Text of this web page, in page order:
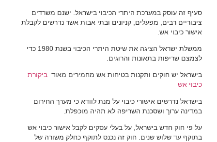
סעיף זה עוסק במערכת היתרי הכיבוי בישראל. ישנם משרדים
ציבוריים רבים, מפעלים, קניונים ובתי אבות אשר נדרשים לקבלת
אישור כיבוי אש.
ממשלת ישראל הציגה את שיטת היתרי הכיבוי בשנת 1980 כדי
לצמצם שריפות בתאונות והרוגים.
בישראל יש חוקים ותקנות בטיחות אש מחמירים מאודביקורת
כיבוי אש
בישראל נדרשים אישורי כיבוי על מנת לוודא כי מערך החירום
במדינה ערוך ושסכנת השריפה לא תהיה מוכפלת.
על פי חוק חדש בישראל, על בעלי עסקים לקבל אישור כיבוי אש
בתוקף עד שלוש שנים. חוק זה נכנס לתוקף כחלק משורה של